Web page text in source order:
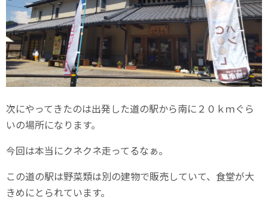
次にやってきたのは出発した道の駅から南に２０ｋｍぐら
いの場所になります。
今回は本当にクネクネ走ってるなぁ。
この道の駅は野菜類は別の建物で販売していて、食堂が大
きめにとられています。